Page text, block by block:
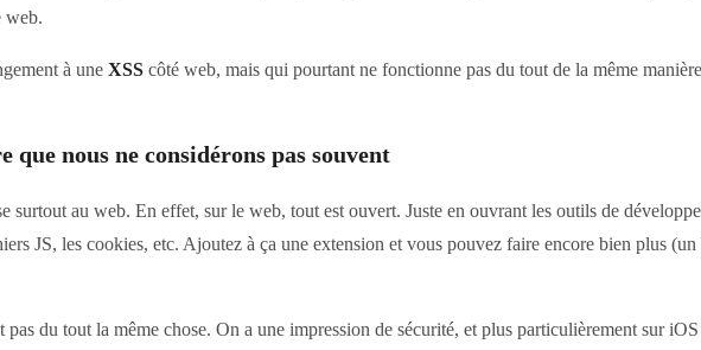
web.
à une XSS côté web, mais qui pourtant ne fonctionne pas du tout de la même
nous ne considérons pas souvent
surtout au web. En effet, sur le web, tout est ouvert. Juste en ouvrant les outils de
JS, les cookies, etc. Ajoutez à ça une extension et vous pouvez faire encore bien plus
du tout la même chose. On a une impression de sécurité, et plus particulièrement sur